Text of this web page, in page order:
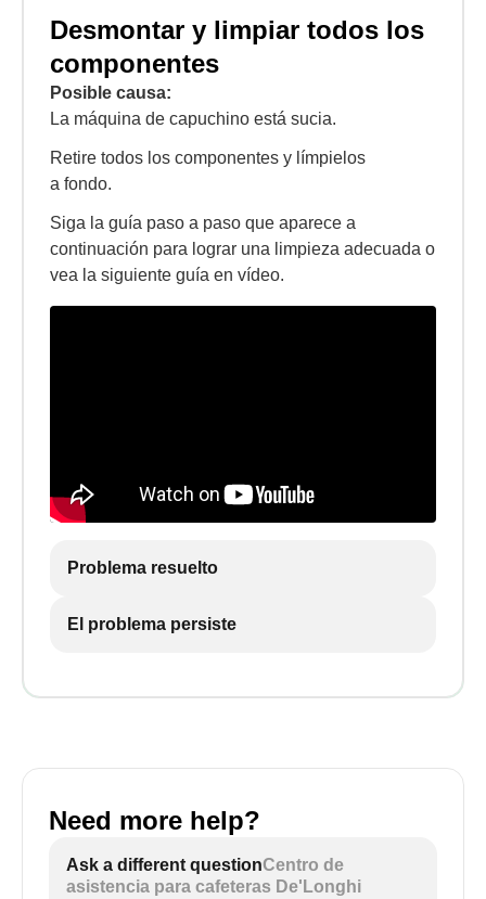
Desmontar y limpiar todos los
componentes
Posible causa:
La máquina de capuchino está sucia.
Retire todos los componentes y límpielos
a fondo.
Siga la guía paso a paso que aparece a
continuación para lograr una limpieza adecuada o
vea la siguiente guía en vídeo.
Problema resuelto
El problema persiste
Need more help?
Ask a different questionCentro de
asistencia para cafeteras De'Longhi